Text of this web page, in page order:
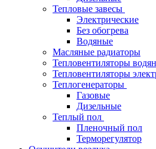
Тепловые завесы
Электрические
Без обогрева
Водяные
Масляные радиаторы
Тепловентиляторы
Тепловентиляторы
Теплогенераторы
Газовые
Дизельные
Теплый пол
Пленочный пол
Терморегулятор